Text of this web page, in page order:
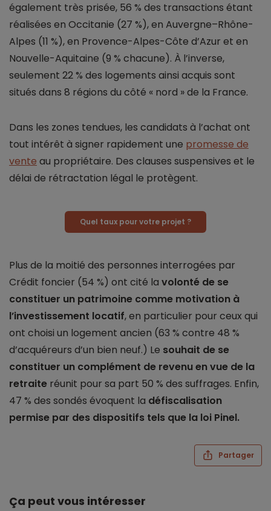
également très prisée, 56 % des transactions étant
réalisées en Occitanie (27 %), en Auvergne–Rhône-
Alpes (11 %), en Provence-Alpes-Côte d’Azur et en
Nouvelle-Aquitaine (9 % chacune). À l’inverse,
seulement 22 % des logements ainsi acquis sont
situés dans 8 régions du côté « nord » de la France.
Dans les zones tendues, les candidats à l’achat ont
tout intérêt à signer rapidement une promesse de
vente au propriétaire. Des clauses suspensives et le
délai de rétractation légal le protègent.
Quel taux pour votre projet ?
Plus de la moitié des personnes interrogées par
Crédit foncier (54 %) ont cité la volonté de se
constituer un patrimoine comme motivation à
l’investissement locatif, en particulier pour ceux qui
ont choisi un logement ancien (63 % contre 48 %
d’acquéreurs d’un bien neuf.) Le souhait de se
constituer un complément de revenu en vue de la
retraite réunit pour sa part 50 % des suffrages. Enfin,
47 % des sondés évoquent la défiscalisation
permise par des dispositifs tels que la loi Pinel.
Partager
Ça peut vous intéresser